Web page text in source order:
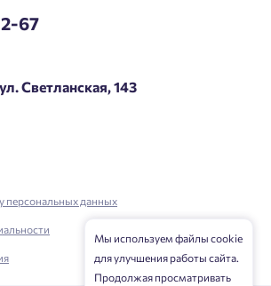
67
Светланская, 143
персональных данных
Мы используем файлы cookie
для улучшения работы сайта.
Продолжая просматривать